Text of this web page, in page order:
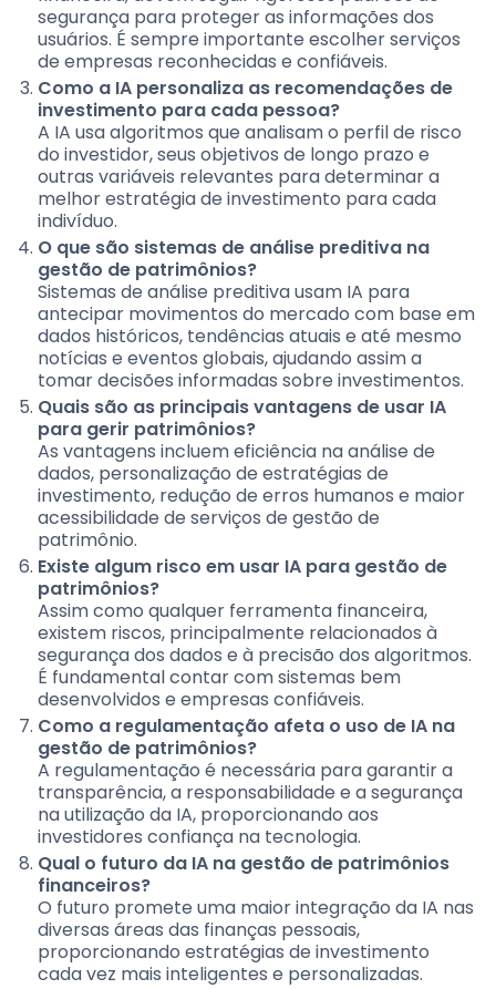
segurança para proteger as informações dos
usuários. É sempre importante escolher serviços
de empresas reconhecidas e confiáveis.
Como a IA personaliza as recomendações de
investimento para cada pessoa?
A IA usa algoritmos que analisam o perfil de risco
do investidor, seus objetivos de longo prazo e
outras variáveis relevantes para determinar a
melhor estratégia de investimento para cada
indivíduo.
O que são sistemas de análise preditiva na
gestão de patrimônios?
Sistemas de análise preditiva usam IA para
antecipar movimentos do mercado com base em
dados históricos, tendências atuais e até mesmo
notícias e eventos globais, ajudando assim a
tomar decisões informadas sobre investimentos.
Quais são as principais vantagens de usar IA
para gerir patrimônios?
As vantagens incluem eficiência na análise de
dados, personalização de estratégias de
investimento, redução de erros humanos e maior
acessibilidade de serviços de gestão de
patrimônio.
Existe algum risco em usar IA para gestão de
patrimônios?
Assim como qualquer ferramenta financeira,
existem riscos, principalmente relacionados à
segurança dos dados e à precisão dos algoritmos.
É fundamental contar com sistemas bem
desenvolvidos e empresas confiáveis.
Como a regulamentação afeta o uso de IA na
gestão de patrimônios?
A regulamentação é necessária para garantir a
transparência, a responsabilidade e a segurança
na utilização da IA, proporcionando aos
investidores confiança na tecnologia.
Qual o futuro da IA na gestão de patrimônios
financeiros?
O futuro promete uma maior integração da IA nas
diversas áreas das finanças pessoais,
proporcionando estratégias de investimento
cada vez mais inteligentes e personalizadas.